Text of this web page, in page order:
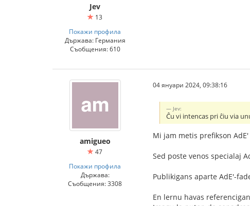
Jev
13
Покажи профила
Държава: Германия
Съобщения: 610
amigueo
47
Покажи профила
Държава:
Съобщения: 3308
04 януари 2024, 09:38:16
Jev:
Ĉu vi intencas pri ĉiu via
Mi jam metis prefikson
Sed poste venos specialaj
Publikigans aparte AdE'-
En lernu havas